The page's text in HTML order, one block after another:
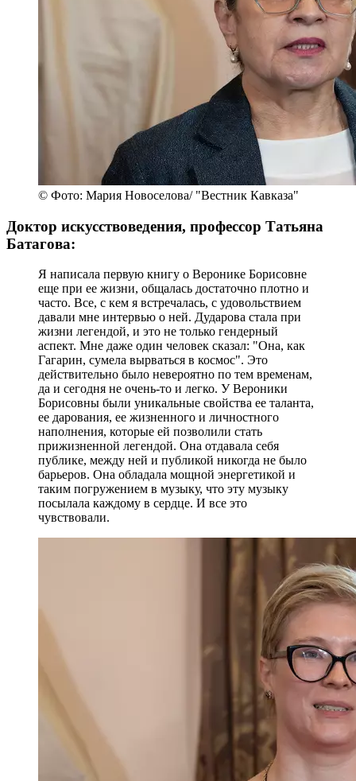
© Фото: Мария Новоселова/ "Вестник Кавказа"
Доктор искусствоведения, профессор Татьяна
Батагова:
Я написала первую книгу о Веронике Борисовне
еще при ее жизни, общалась достаточно плотно и
часто. Все, с кем я встречалась, с удовольствием
давали мне интервью о ней. Дударова стала при
жизни легендой, и это не только гендерный
аспект. Мне даже один человек сказал: "Она, как
Гагарин, сумела вырваться в космос". Это
действительно было невероятно по тем временам,
да и сегодня не очень-то и легко. У Вероники
Борисовны были уникальные свойства ее таланта,
ее дарования, ее жизненного и личностного
наполнения, которые ей позволили стать
прижизненной легендой. Она отдавала себя
публике, между ней и публикой никогда не было
барьеров. Она обладала мощной энергетикой и
таким погружением в музыку, что эту музыку
посылала каждому в сердце. И все это
чувствовали.